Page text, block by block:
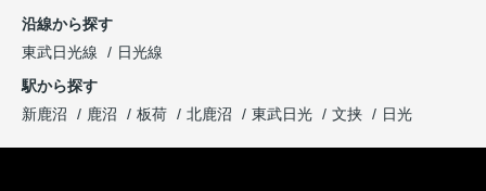
沿線から探す
東武日光線
日光線
駅から探す
新鹿沼
鹿沼 板荷 北鹿沼 東武日光 文挟 日光